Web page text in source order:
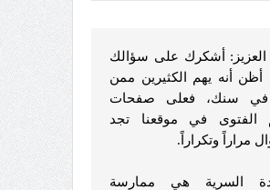
العزيز: أشكرك على سؤالك
أظن أنه يهم الكثيرين ممن
سنك، فعلى صفحات
الفتوى في موقعنا تجد
مراراً وتكراراً.
السرية هي ممارسة